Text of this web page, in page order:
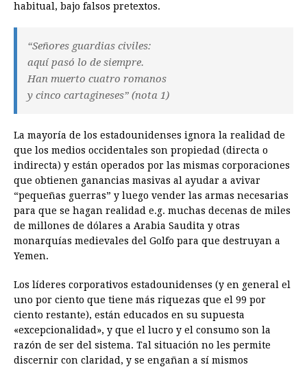
habitual, bajo falsos pretextos.
“Señores guardias civiles:
aquí pasó lo de siempre.
Han muerto cuatro romanos
y cinco cartagineses” (nota 1)
La mayoría de los estadounidenses ignora la realidad de
que los medios occidentales son propiedad (directa o
indirecta) y están operados por las mismas corporaciones
que obtienen ganancias masivas al ayudar a avivar
“pequeñas guerras” y luego vender las armas necesarias
para que se hagan realidad e.g. muchas decenas de miles
de millones de dólares a Arabia Saudita y otras
monarquías medievales del Golfo para que destruyan a
Yemen.
Los líderes corporativos estadounidenses (y en general el
uno por ciento que tiene más riquezas que el 99 por
ciento restante), están educados en su supuesta
«excepcionalidad», y que el lucro y el consumo son la
razón de ser del sistema. Tal situación no les permite
discernir con claridad, y se engañan a sí mismos